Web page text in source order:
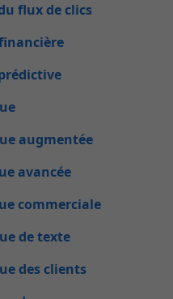
flux de clics
augmentée
avancée
commerciale
de texte
des clients